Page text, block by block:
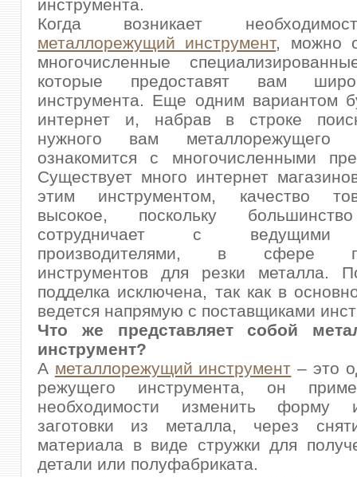
инструмента.
Когда возникает
металлорежущий инструмент, можно
многочисленные
которые предоставят вам
инструмента. Еще одним вариантом
интернет и, набрав в строке
нужного вам металлорежущего
ознакомится с многочисленными
Существует много интернет
этим инструментом, качество
высокое, поскольку
сотрудничает с ведущими
производителями, в сфере
инструментов для резки металла.
подделка исключена, так как в
ведется напрямую с поставщиками
Что же представляет собой
инструмент?
А металлорежущий инструмент – это
режущего инструмента, он
необходимости изменить форму
заготовки из металла, через
материала в виде стружки для
детали или полуфабриката.